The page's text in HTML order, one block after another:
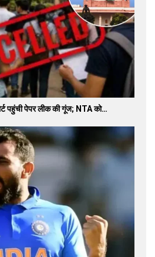
पहुंची पेपर लीक की गूंज; NTA को…